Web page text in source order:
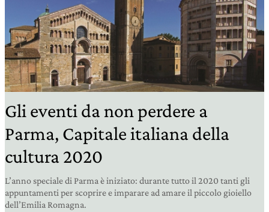
Gli eventi da non perdere a
Parma, Capitale italiana della
cultura 2020
L’anno speciale di Parma è iniziato: durante tutto il 2020 tanti gli
appuntamenti per scoprire e imparare ad amare il piccolo gioiello
dell’Emilia Romagna.